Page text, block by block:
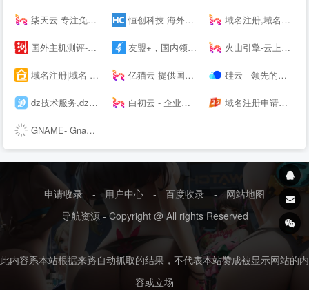
柒天云-专注免备案云主机vps服务器|美国高防香港vps|高防cdn|高防主机空间|就上柒天云 恒创科技-海外数据中心服务商_香港服务器_海外云服务器 域名注册,域名交易,虚拟主机,企业建站和企业邮箱-GoDaddy中文站
国外主机测评-专注国外VPS_云服务器_独立服务器_国外主机_外贸主机 友盟+，国内领先的开发者服务及数据智能服务商 火山引擎-云上增长新动力
域名注册|域名--|企业拼音域名|域名中介|域名代售|域名代购|域名中介交易-米仓网 亿猫云-提供国外免费虚拟主机,免费服务器,美国免费虚拟主机,挂机宝- 硅云 - 领先的出海IaaS云计算基础设施服务提供商
dz技术服务,dz搬迁升级,discuz使用教程,dz挂马处理-Discuz!论坛建站一站式服务:当流科技 - Powered by Discuz! 白初云 - 企业级高可用云服务器 域名注册申请查询交易门户|域名中介|商标注册|云计算|主机|SSL证书-尽在爱名网
GNAME- Gname is a great domain management platform
申请收录 - 用户中心 - 百度收录 -
网站地图
导航资源 - Copyright @ All rights Reserved
此内容系本站根据来路自动抓取的结果，不代表本站赞成被显示网站的内
容或立场